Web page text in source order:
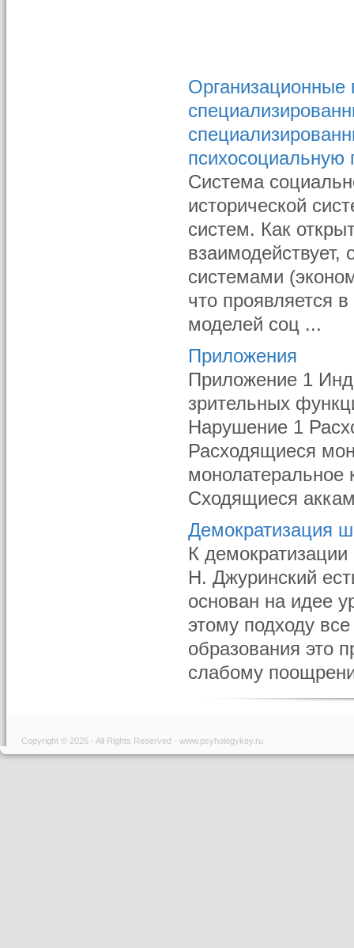
Организационные
Система
исторической
систем. Как
системами
что проявляется
моделей соц ...
Приложения
Приложение 1
зрительных
Нарушение 1
Расходящиеся
монолатеральное
Сходящиеся
Демократизация
К
Н. Джуринский
основан на идее
этому подходу
образования это
слабому
Copyright © 2026 - All Rights Reserved - www.psyhologykey.ru